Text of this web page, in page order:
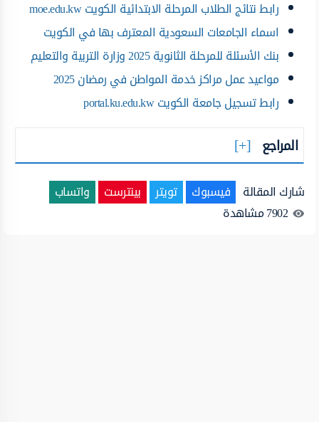
رابط نتائج الطلاب المرحلة الابتدائية الكويت moe.edu.kw
اسماء الجامعات السعودية المعترف بها في الكويت
بنك الأسئلة للمرحلة الثانوية 2025 وزارة التربية والتعليم
مواعيد عمل مراكز خدمة المواطن في رمضان 2025
رابط تسجيل جامعة الكويت portal.ku.edu.kw
المراجع
شارك المقالة فيسبوك تويتر بينترست
واتساب
7902مشاهدة